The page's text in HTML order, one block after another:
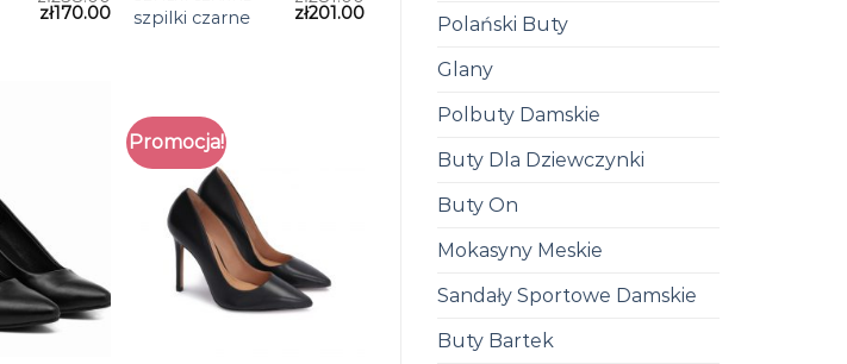
Polański Buty
Glany
Polbuty Damskie
Buty Dla Dziewczynki
Buty On
Mokasyny Meskie
Sandały Sportowe Damskie
Buty Bartek
zł170.00 szpilki czarne zł201.00
Promocja!